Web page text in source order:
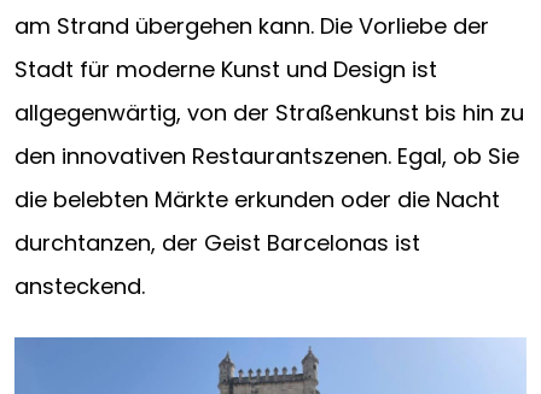
am Strand übergehen kann. Die Vorliebe der
Stadt für moderne Kunst und Design ist
allgegenwärtig, von der Straßenkunst bis hin zu
den innovativen Restaurantszenen. Egal, ob Sie
die belebten Märkte erkunden oder die Nacht
durchtanzen, der Geist Barcelonas ist
ansteckend.